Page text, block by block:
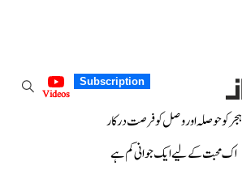
Subscription
Videos
ہجر کو حوصلہ اور وصل کو فرصت درکار
اک محبت کے لیے ایک جوانی کم ہے